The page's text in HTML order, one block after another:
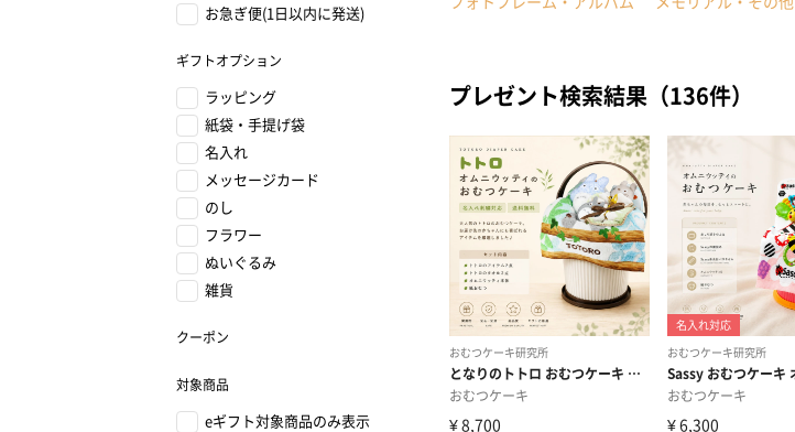
お急ぎ便(1日以内に発送)
ギフトオプション
ラッピング
紙袋・手提げ袋
名入れ
メッセージカード
のし
フラワー
ぬいぐるみ
雑貨
クーポン
対象商品
eギフト対象商品のみ表示
プレゼント検索結果（136件）